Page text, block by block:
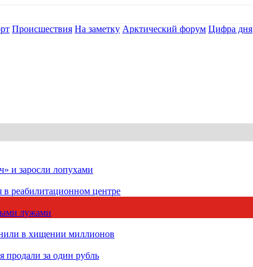
Происшествия На заметку Арктический форум Цифра дня
и заросли лопухами
реабилитационном центре
лужами
в хищении миллионов
продали за один рубль